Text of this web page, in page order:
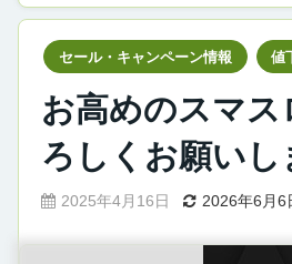
セール・キャンペーン情報 値
お高めのスマ
ろしくお願い
2025年4月16日 2026年6月6